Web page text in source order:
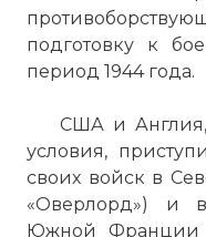
подготовку к
период 1944 года.
США и Англия,
условия,
своих войск в
«Оверлорд») и
Южной Франции